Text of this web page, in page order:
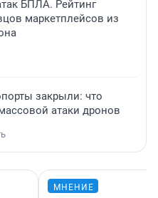
БПЛА. Рейтинг
маркетплейсов из
закрыли: что
атаки дронов
МНЕНИЕ